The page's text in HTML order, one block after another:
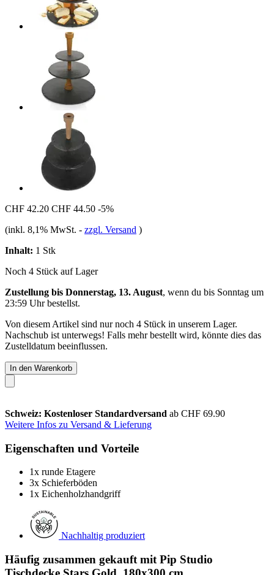
CHF 42.20 CHF 44.50 -5%
(inkl. 8,1% MwSt. - zzgl. Versand )
Inhalt: 1 Stk
Noch 4 Stück auf Lager
Zustellung bis Donnerstag, 13. August, wenn du bis Sonntag um
23:59 Uhrbestellst.
Von diesem Artikel sind nur noch 4 Stück in unserem Lager.
Nachschub ist unterwegs! Falls mehr bestellt wird, könnte dies das
Zustelldatum beeinflussen.
In den Warenkorb
Schweiz: Kostenloser Standardversand ab CHF 69.90
Weitere Infos zu Versand & Lieferung
Eigenschaften und Vorteile
1x runde Etagere
3x Schieferböden
1x Eichenholzhandgriff
Nachhaltig produziert
Häufig zusammen gekauft mit Pip Studio